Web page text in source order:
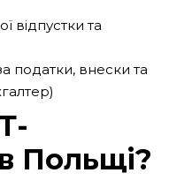
відпустки та
податки, внески та
Польщі?